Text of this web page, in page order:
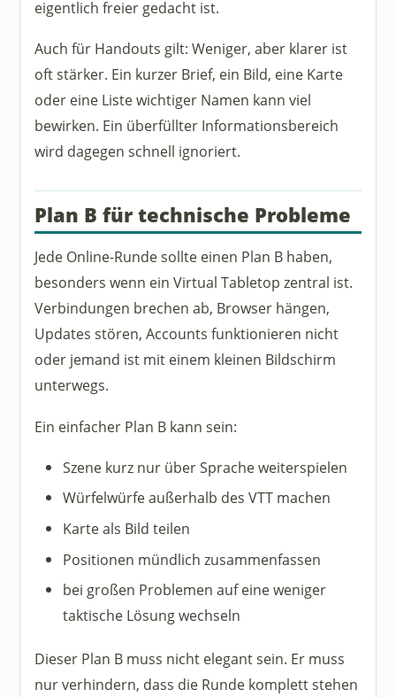
eigentlich freier gedacht ist.
Auch für Handouts gilt: Weniger, aber klarer ist
oft stärker. Ein kurzer Brief, ein Bild, eine Karte
oder eine Liste wichtiger Namen kann viel
bewirken. Ein überfüllter Informationsbereich
wird dagegen schnell ignoriert.
Plan B für technische Probleme
Jede Online-Runde sollte einen Plan B haben,
besonders wenn ein Virtual Tabletop zentral ist.
Verbindungen brechen ab, Browser hängen,
Updates stören, Accounts funktionieren nicht
oder jemand ist mit einem kleinen Bildschirm
unterwegs.
Ein einfacher Plan B kann sein:
Szene kurz nur über Sprache weiterspielen
Würfelwürfe außerhalb des VTT machen
Karte als Bild teilen
Positionen mündlich zusammenfassen
bei großen Problemen auf eine weniger
taktische Lösung wechseln
Dieser Plan B muss nicht elegant sein. Er muss
nur verhindern, dass die Runde komplett stehen